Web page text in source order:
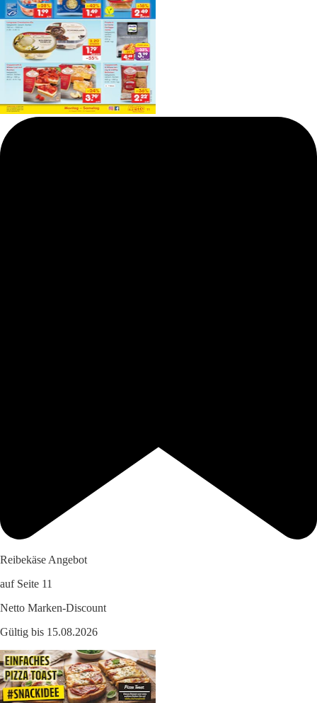
Reibekäse Angebot
auf Seite 11
Netto Marken-Discount
Gültig bis 15.08.2026